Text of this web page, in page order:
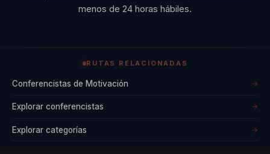
menos de 24 horas hábiles.
RUTAS RELACIONADAS
Conferencistas de Motivación →
Explorar conferencistas →
Explorar categorías →